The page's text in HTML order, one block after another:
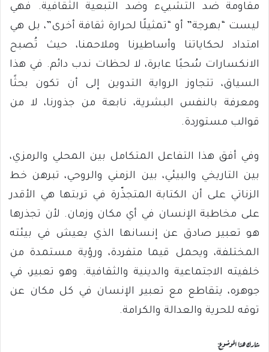
مقاومة ضد التشييء وضد التبعية الثقافية. فهي
ليست “بهرجة” أو “تمثيلًا لحرارة ثقافة أخرى”، بل هي
امتداد لحكاياتنا وأساطيرنا وملاحمنا، حيث تُصبح
الانكسارات سُحبًا عابرة، لا لحظات ندب دائم. في هذا
السياق، تتجاوز الرواية التدوين إلى أن تكون بحثًا
ومعرفة بالنفس البشرية، نابعة من جذورنا، لا من
قوالب مستوردة.
وفي أفق هذا التفاعل المتكامل بين المحلي والرمزي،
بين التاريخي والبيئي، بين الزمني والروحي، تبرهن خط
الزناتي على أن الكتابة المتجذّرة في تربتها هي الأقدر
على مخاطبة الإنسان في أي مكان وزمان. لأن تجذرها
هو تعبير صادق عن إنسانها الذي يعيش في بيئته
المختلفة، ويحمل قيما متفردة، ورؤية مستمدة من
خلفيته الاجتماعية والدينية والثقافية. وهو تعبير، في
جوهره، يتقاطع مع تعبير الإنسان في كل مكان عن
توقه للحرية والعدالة والكرامة.
شارك هذا الموضوع: